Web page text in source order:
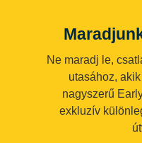
Ne maradj le,
utasához,
nagyszerű
exkluzív